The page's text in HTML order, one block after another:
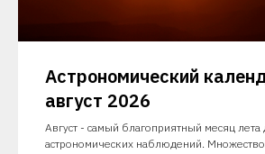
Астрономический
август 2026
Август - самый благоприятный месяц лета
астрономических наблюдений.